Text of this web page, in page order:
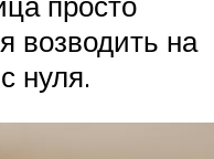
возводить на
нуля.